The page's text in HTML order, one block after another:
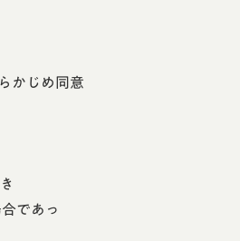
かじめ同意
であっ